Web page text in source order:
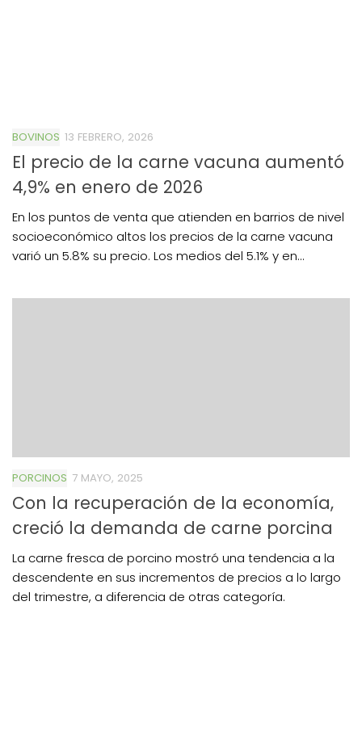
BOVINOS 13 FEBRERO, 2026
El precio de la carne vacuna aumentó
4,9% en enero de 2026
En los puntos de venta que atienden en barrios de nivel
socioeconómico altos los precios de la carne vacuna
varió un 5.8% su precio. Los medios del 5.1% y en...
PORCINOS 7 MAYO, 2025
Con la recuperación de la economía,
creció la demanda de carne porcina
La carne fresca de porcino mostró una tendencia a la
descendente en sus incrementos de precios a lo largo
del trimestre, a diferencia de otras categoría.